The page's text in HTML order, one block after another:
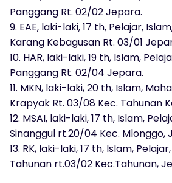
Panggang Rt. 02/02 Jepara.
9. EAE, laki-laki, 17 th, Pelajar,
Karang Kebagusan Rt. 03/01
10. HAR, laki-laki, 19 th, Islam,
Panggang Rt. 02/04 Jepara.
11. MKN, laki-laki, 20 th, Islam,
Krapyak Rt. 03/08 Kec. Tahunan
12. MSAI, laki-laki, 17 th, Islam,
Sinanggul rt.20/04 Kec. Mlonggo,
13. RK, laki-laki, 17 th, Islam,
Tahunan rt.03/02 Kec.Tahunan,